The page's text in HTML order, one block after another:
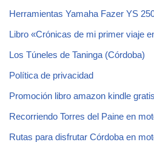
Herramientas Yamaha Fazer YS
Libro «Crónicas de mi primer viaje
Los Túneles de Taninga (Córdoba)
Política de privacidad
Promoción libro amazon kindle gratis
Recorriendo Torres del Paine en
Rutas para disfrutar Córdoba en